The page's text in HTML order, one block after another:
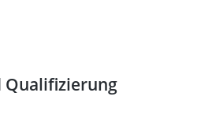
Qualifizierung